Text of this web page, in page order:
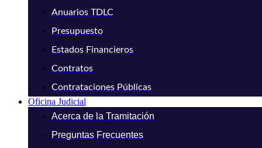
Anuarios TDLC
Presupuesto
Estados Financieros
Contratos
Contrataciones Públicas
Oficina Judicial
Acerca de la Tramitación
Preguntas Frecuentes